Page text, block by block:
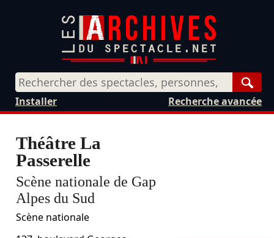
Recherche avancée
Installer
Théâtre La
Passerelle
Scène nationale de Gap
Alpes du Sud
Scène nationale